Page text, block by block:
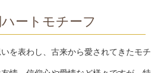
ハートモチーフ
を表わし、古来から愛されてきたモチ